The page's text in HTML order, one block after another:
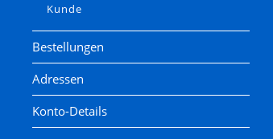
Kunde
Bestellungen
Adressen
Konto-Details